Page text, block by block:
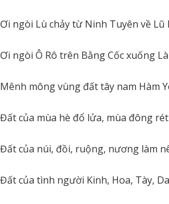
Ơi ngòi Lù chảy từ Ninh Tuyên về Lũ
Ơi ngòi Ô Rô trên Bằng Cốc xuống
Mênh mông vùng đất tây nam Hàm
Đất của mùa hè đổ lửa, mùa đông
Đất của núi, đồi, ruộng, nương làm
Đất của tình người Kinh, Hoa, Tày,